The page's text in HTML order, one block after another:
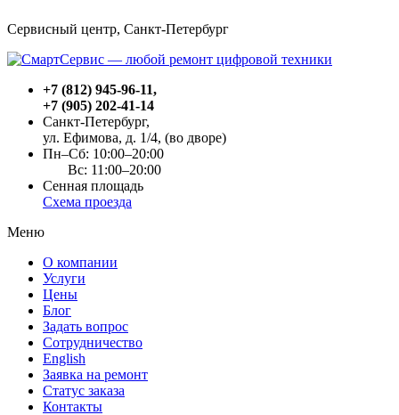
Сервисный центр, Cанкт-Петербург
+7 (812) 945-96-11,
+7 (905) 202-41-14
Санкт-Петербург,
ул. Ефимова, д. 1/4, (во дворе)
Пн–Сб: 10:00–20:00
Вс: 11:00–20:00
Сенная площадь
Схема проезда
Меню
О компании
Услуги
Цены
Блог
Задать вопрос
Сотрудничество
English
Заявка на ремонт
Статус заказа
Контакты